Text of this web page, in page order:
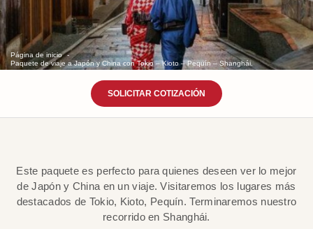
Página de inicio
Paquete de viaje a Japón y China con Tokio – Kioto – Pequín – Shanghái.
SOLICITAR COTIZACIÓN
Este paquete es perfecto para quienes deseen ver lo mejor
de Japón y China en un viaje. Visitaremos los lugares más
destacados de Tokio, Kioto, Pequín. Terminaremos nuestro
recorrido en Shanghái.